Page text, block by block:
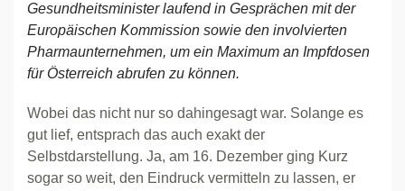
Gesundheitsminister laufend in Gesprächen mit der
Europäischen Kommission sowie den involvierten
Pharmaunternehmen, um ein Maximum an Impfdosen
für Österreich abrufen zu können.
Wobei das nicht nur so dahingesagt war. Solange es
gut lief, entsprach das auch exakt der
Selbstdarstellung. Ja, am 16. Dezember ging Kurz
sogar so weit, den Eindruck vermitteln zu lassen, er